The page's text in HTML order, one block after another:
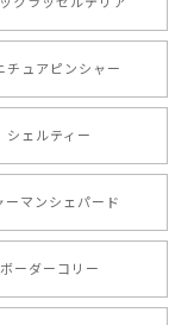
【 自然に囲まれた ポメラニアン 】マグカップ 犬 ペット うちの子 犬グッズ ギフト プレゼント 母の日
たので、注文し
チュアピンシャー
シェルティー
ーマンシェパード
ボーダーコリー